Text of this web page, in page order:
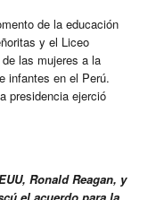
de la educación
y el Liceo
las mujeres a la
infantes en el Perú.
presidencia ejerció
Ronald Reagan, y